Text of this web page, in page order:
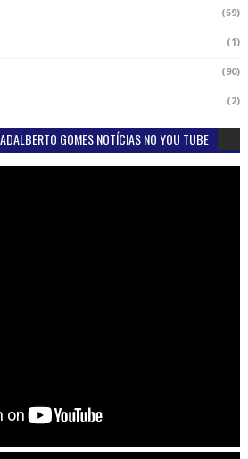
(69)
(1)
(90)
(2)
GOMES NOTÍCIAS NO YOU TUBE